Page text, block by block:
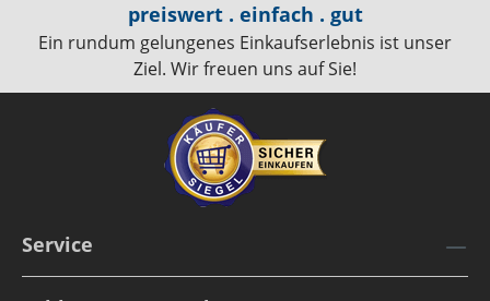
preiswert . einfach . gut
Ein rundum gelungenes Einkaufserlebnis ist unser
Ziel. Wir freuen uns auf Sie!
Service